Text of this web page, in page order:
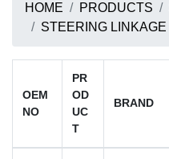
HOME PRODUCTS
STEERING LINKAGE
OEM
NO
PR
OD
UC
T
BRAND